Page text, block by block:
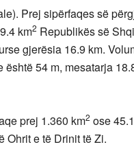
Prej sipërfaqes së
km2 Republikës së
gjerësia 16.9 km.
54 m, mesatarja
prej 1.360 km2 ose
Ohrit e të Drinit të Zi.